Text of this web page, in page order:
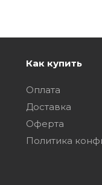
Как купить
Оплата
Доставка
Оферта
Политика